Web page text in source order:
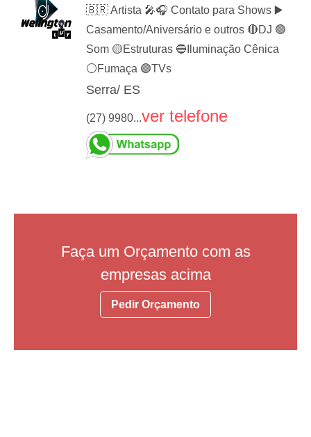
🇧🇷 Artista 🎤🎧 Contato para Shows ▶️
Casamento/Aniversário e outros 🔴DJ 🟢
Som 🟡Estruturas 🔵Iluminação Cênica
⚪️Fumaça 🟣TVs
Serra/ ES
(27) 9980...ver telefone
Faça um Orçamento com as
empresas acima
Pedir Orçamento